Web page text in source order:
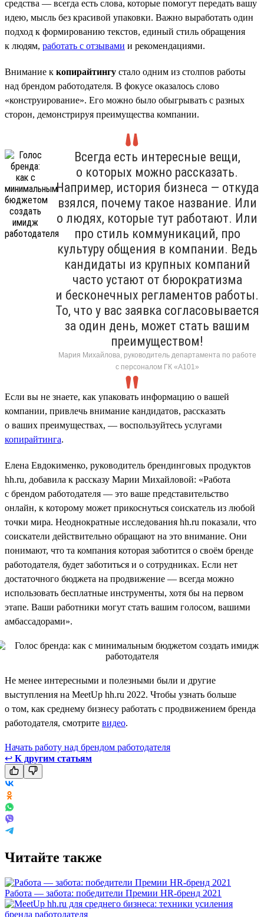
средства — всегда есть слова, которые помогут передать вашу
идею, мысль без красивой упаковки. Важно выработать один
подход к формированию текстов, единый стиль обращения
к людям, работать с отзывами и рекомендациями.
Внимание к копирайтингу стало одним из столпов работы
над брендом работодателя. В фокусе оказалось слово
«конструирование». Его можно было обыгрывать с разных
сторон, демонстрируя преимущества компании.
Всегда есть интересные вещи,
о которых можно рассказать.
Например, история бизнеса — откуда
взялся, почему такое название. Или
о людях, которые тут работают. Или
про стиль коммуникаций, про
культуру общения в компании. Ведь
кандидаты из крупных компаний
часто устают от бюрократизма
и бесконечных регламентов работы.
То, что у вас заявка согласовывается
за один день, может стать вашим
преимуществом!
Мария Михайлова, руководитель департамента по работе
с персоналом ГК «А101»
Если вы не знаете, как упаковать информацию о вашей
компании, привлечь внимание кандидатов, рассказать
о ваших преимуществах, — воспользуйтесь услугами
копирайтинга.
Елена Евдокименко, руководитель брендинговых продуктов
hh.ru, добавила к рассказу Марии Михайловой: «Работа
с брендом работодателя — это ваше представительство
онлайн, к которому может прикоснуться соискатель из любой
точки мира. Неоднократные исследования hh.ru показали, что
соискатели действительно обращают на это внимание. Они
понимают, что та компания которая заботится о своём бренде
работодателя, будет заботиться и о сотрудниках. Если нет
достаточного бюджета на продвижение — всегда можно
использовать бесплатные инструменты, хотя бы на первом
этапе. Ваши работники могут стать вашим голосом, вашими
амбассадорами».
Не менее интересными и полезными были и другие
выступления на MeetUp hh.ru 2022. Чтобы узнать больше
о том, как среднему бизнесу работать с продвижением бренда
работодателя, смотрите видео.
Начать работу над брендом работодателя
↩ К другим статьям
Читайте также
Работа — забота: победители Премии HR-бренд 2021